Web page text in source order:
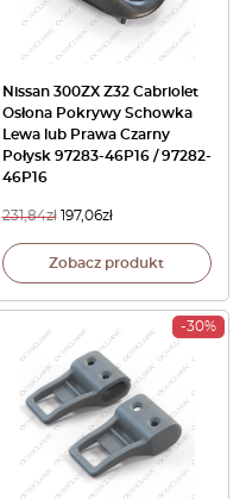
Nissan 300ZX Z32 Cabriolet
Osłona Pokrywy Schowka
Lewa lub Prawa Czarny
Połysk 97283-46P16 / 97282-
46P16
231,84zł 197,06zł
Zobacz produkt
-30%